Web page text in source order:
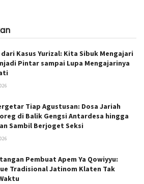
Kasus Yurizal: Kita Sibuk Mengajari
Pintar sampai Lupa Mengajarinya
Tiap Agustusan: Dosa Jariah
di Balik Gengsi Antardesa hingga
Sambil Berjoget Seksi
Pembuat Apem Ya Qowiyyu:
Tradisional Jatinom Klaten Tak